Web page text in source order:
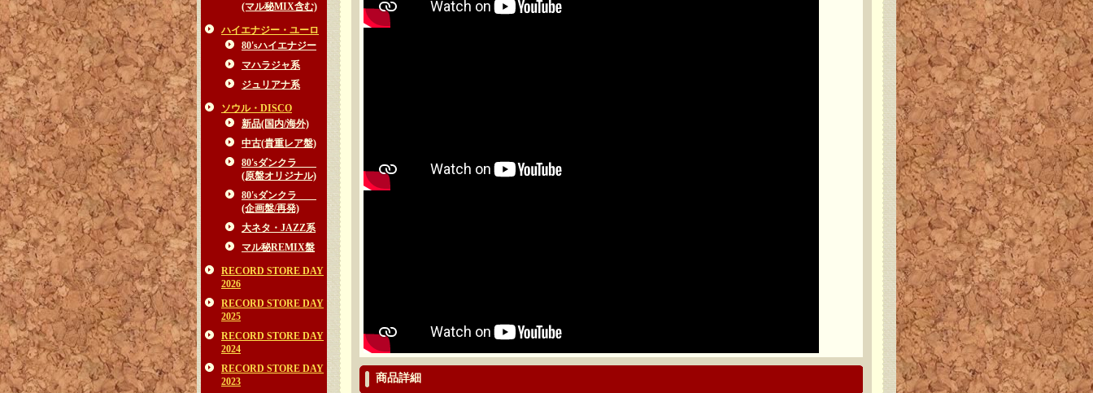
(マル秘MIX含む)
ハイエナジー・ユーロ
80'sハイエナジー
マハラジャ系
ジュリアナ系
ソウル・DISCO
新品(国内/海外)
中古(貴重レア盤)
80'sダンクラ
(原盤オリジナル)
80'sダンクラ
(企画盤/再発)
大ネタ・JAZZ系
マル秘REMIX盤
RECORD STORE DAY
2026
RECORD STORE DAY
2025
RECORD STORE DAY
2024
RECORD STORE DAY
2023
商品詳細